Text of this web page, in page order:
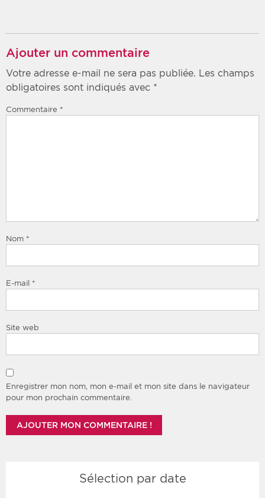
Ajouter un commentaire
Votre adresse e-mail ne sera pas publiée. Les champs
obligatoires sont indiqués avec *
Commentaire *
Nom *
E-mail *
Site web
Enregistrer mon nom, mon e-mail et mon site dans le navigateur
pour mon prochain commentaire.
Sélection par date